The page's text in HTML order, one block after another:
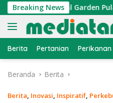
Langsung
ke
konten
Breaking News
di Coral Garden Pulau
Berita Pertanian Perikanan
Beranda Berita
Berita, Inovasi, Inspiratif,